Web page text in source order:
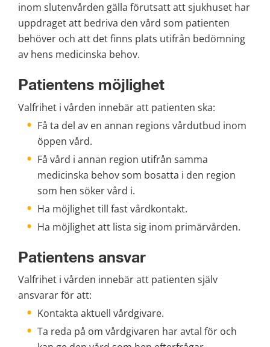
inom slutenvården gälla förutsatt att sjukhuset har
uppdraget att bedriva den vård som patienten
behöver och att det finns plats utifrån bedömning
av hens medicinska behov.
Patientens möjlighet
Valfrihet i vården innebär att patienten ska:
Få ta del av en annan regions vårdutbud inom
öppen vård.
Få vård i annan region utifrån samma
medicinska behov som bosatta i den region
som hen söker vård i.
Ha möjlighet till fast vårdkontakt.
Ha möjlighet att lista sig inom primärvården.
Patientens ansvar
Valfrihet i vården innebär att patienten själv
ansvarar för att:
Kontakta aktuell vårdgivare.
Ta reda på om vårdgivaren har avtal för och